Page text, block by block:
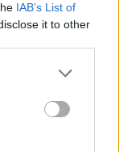
IAB’s List of
it to other